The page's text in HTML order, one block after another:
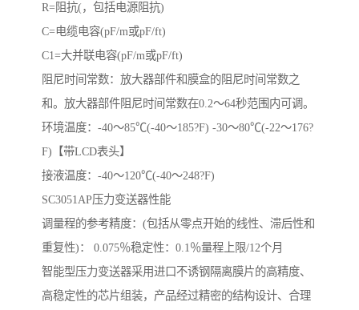
R=阻抗(，包括电源阻抗)
C=电缆电容(pF/m或pF/ft)
C1=大并联电容(pF/m或pF/ft)
阻尼时间常数：放大器部件和膜盒的阻尼时间常数之
和。放大器部件阻尼时间常数在0.2～64秒范围内可调。
环境温度：-40～85℃(-40～185?F) -30～80℃(-22～176?
F)【带LCD表头】
接液温度：-40～120℃(-40～248?F)
SC3051AP压力变送器性能
调量程的参考精度：(包括从零点开始的线性、滞后性和
重复性)： 0.075％稳定性：0.1％量程上限/12个月
智能型压力变送器采用进口不诱钢隔离膜片的高精度、
高稳定性的芯片组装，产品经过精密的结构设计、合理